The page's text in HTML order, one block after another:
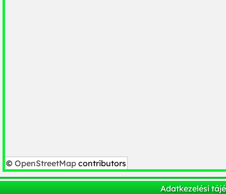
© OpenStreetMap contributors
Adatkezelési